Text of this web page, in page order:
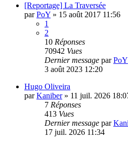
[Reportage] La Traversée
parPoY » 15 août 2017 11:56
1
2
10 Réponses
70942 Vues
Dernier message parPoY
3 août 2023 12:20
Hugo Oliveira
parKaniber» 11 juil. 2026
7 Réponses
413 Vues
Dernier message par
17 juil. 2026 11:34